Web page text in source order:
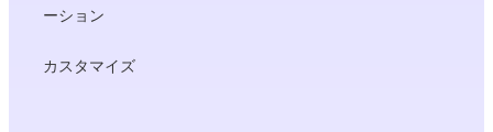
ーション
カスタマイズ